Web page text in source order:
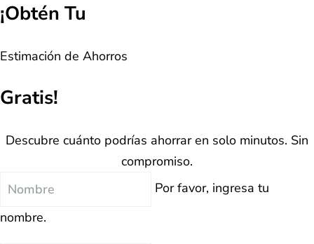
¡Obtén Tu
Estimación de Ahorros
Gratis!
Descubre cuánto podrías ahorrar en solo minutos. Sin
compromiso.
Nombre
Por favor, ingresa tu
nombre.